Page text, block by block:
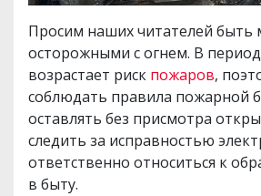
Просим наших читателей быть
осторожными с огнем. В
возрастает риск пожаров,
соблюдать правила пожарной
оставлять без присмотра
следить за исправностью
ответственно относиться к
в быту.